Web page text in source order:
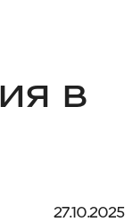
в
27.10.2025